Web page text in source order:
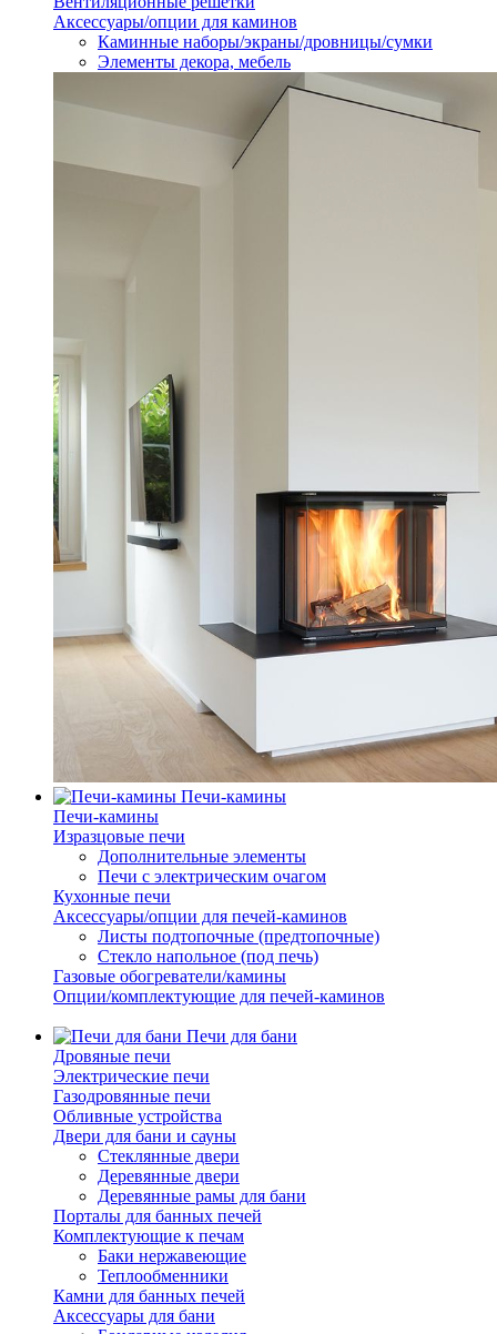
Аксессуары/опции для каминов
Каминные наборы/экраны/дровницы/сумки
Элементы декора, мебель
Печи-камины
Печи-камины
Изразцовые печи
Дополнительные элементы
Печи с электрическим очагом
Кухонные печи
Аксессуары/опции для печей-каминов
Листы подтопочные (предтопочные)
Стекло напольное (под печь)
Газовые обогреватели/камины
Опции/комплектующие для печей-каминов
Печи для бани
Дровяные печи
Электрические печи
Газодровянные печи
Обливные устройства
Двери для бани и сауны
Стеклянные двери
Деревянные двери
Деревянные рамы для бани
Порталы для банных печей
Комплектующие к печам
Баки нержавеющие
Теплообменники
Камни для банных печей
Аксессуары для бани